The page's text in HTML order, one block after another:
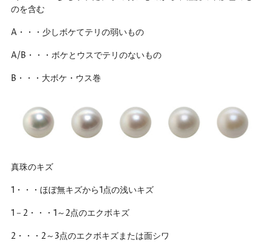
のを含む
A・・・少しボケてテリの弱いもの
A/B・・・ボケとウスでテリのないもの
B・・・大ボケ・ウス巻
真珠のキズ
1・・・ほぼ無キズから1点の浅いキズ
1－2・・・1～2点のエクボキズ
2・・・2～3点のエクボキズまたは面シワ